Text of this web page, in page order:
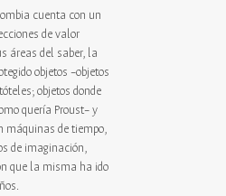
cuenta con un
de valor
áreas del saber, la
objetos –objetos
objetos donde
quería Proust– y
máquinas de tiempo,
de imaginación,
que la misma ha ido